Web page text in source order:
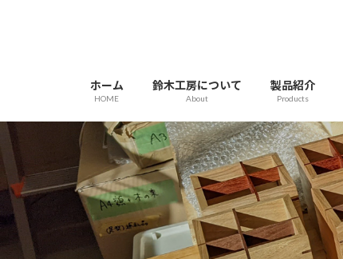
ス
キ
プ
ン
に
動
ホーム
HOME
鈴木工房について
About
製品紹介
Products